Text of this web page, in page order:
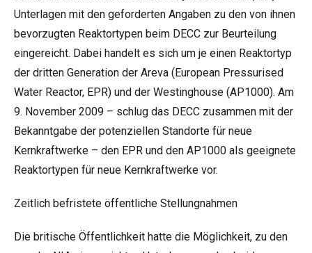
Unterlagen mit den geforderten Angaben zu den von ihnen
bevorzugten Reaktortypen beim DECC zur Beurteilung
eingereicht. Dabei handelt es sich um je einen Reaktortyp
der dritten Generation der Areva (European Pressurised
Water Reactor, EPR) und der Westinghouse (AP1000). Am
9. November 2009 – schlug das DECC zusammen mit der
Bekanntgabe der potenziellen Standorte für neue
Kernkraftwerke – den EPR und den AP1000 als geeignete
Reaktortypen für neue Kernkraftwerke vor.
Zeitlich befristete öffentliche Stellungnahmen
Die britische Öffentlichkeit hatte die Möglichkeit, zu den